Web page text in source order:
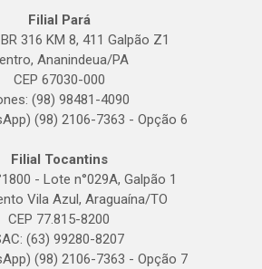
Filial Pará
316 KM 8, 411 Galpão Z1
Ananindeua/PA
CEP 67030-000
(98) 98481-4090
(98) 2106-7363 - Opção 6
Filial Tocantins
- Lote n°029A, Galpão 1
Vila Azul, Araguaína/TO
CEP 77.815-8200
(63) 99280-8207
(98) 2106-7363 - Opção 7